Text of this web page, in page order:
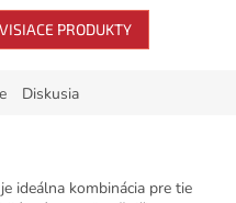
PRODUKTY
Diskusia
ideálna kombinácia pre tie